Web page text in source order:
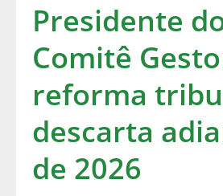
Presidente
Comitê
reforma
descarta
de 2026